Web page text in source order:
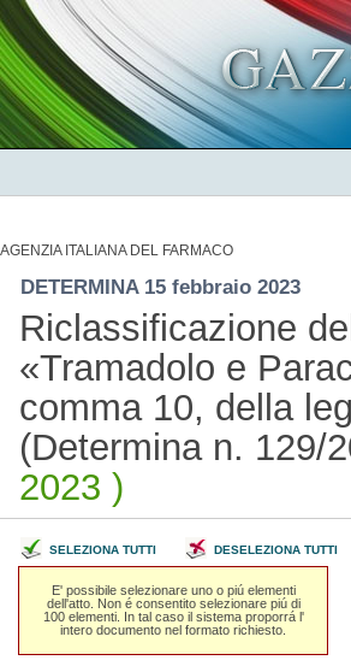
AGENZIA ITALIANA DEL FARMACO
DETERMINA 15 febbraio 2023
Riclassificazione
«Tramadolo e
comma 10, della
(Determina n. 129/
2023 )
SELEZIONA TUTTI DESELEZIONA TUTTI
E' possibile selezionare uno o piú elementi
dell'atto. Non é consentito selezionare piú di
100 elementi. In tal caso il sistema proporrá l'
intero documento nel formato richiesto.